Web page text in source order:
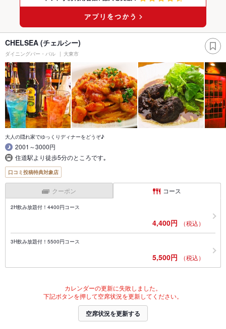
CHELSEA (チェルシー)
ダイニングバー・バル 大東市
大人の隠れ家でゆっくりディナーをどうぞ♪
2001～3000円
住道駅より徒歩5分のところです｡
口コミ投稿特典対象店
クーポン コース
2H飲み放題付！4400円コース
4,400円 （税込）
3H飲み放題付！5500円コース
5,500円 （税込）
カレンダーの更新に失敗しました。
下記ボタンを押して空席状況を更新してください。
空席状況を更新する